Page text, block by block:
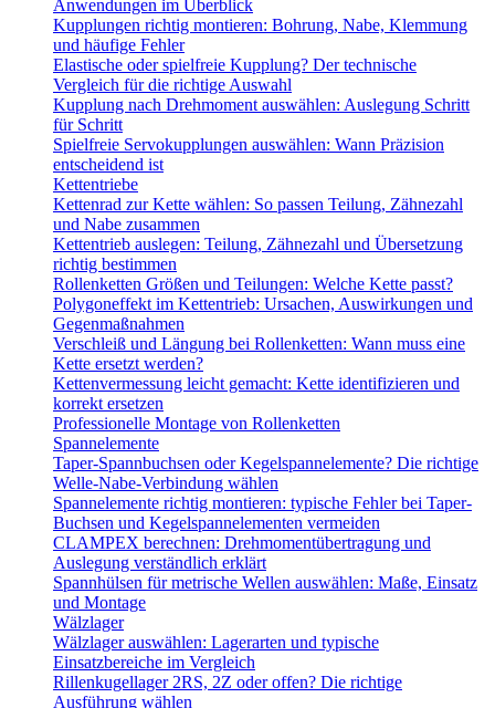
Anwendungen im Überblick
Kupplungen richtig montieren: Bohrung, Nabe, Klemmung
und häufige Fehler
Elastische oder spielfreie Kupplung? Der technische
Vergleich für die richtige Auswahl
Kupplung nach Drehmoment auswählen: Auslegung Schritt
für Schritt
Spielfreie Servokupplungen auswählen: Wann Präzision
entscheidend ist
Kettentriebe
Kettenrad zur Kette wählen: So passen Teilung, Zähnezahl
und Nabe zusammen
Kettentrieb auslegen: Teilung, Zähnezahl und Übersetzung
richtig bestimmen
Rollenketten Größen und Teilungen: Welche Kette passt?
Polygoneffekt im Kettentrieb: Ursachen, Auswirkungen und
Gegenmaßnahmen
Verschleiß und Längung bei Rollenketten: Wann muss eine
Kette ersetzt werden?
Kettenvermessung leicht gemacht: Kette identifizieren und
korrekt ersetzen
Professionelle Montage von Rollenketten
Spannelemente
Taper-Spannbuchsen oder Kegelspannelemente? Die richtige
Welle-Nabe-Verbindung wählen
Spannelemente richtig montieren: typische Fehler bei Taper-
Buchsen und Kegelspannelementen vermeiden
CLAMPEX berechnen: Drehmomentübertragung und
Auslegung verständlich erklärt
Spannhülsen für metrische Wellen auswählen: Maße, Einsatz
und Montage
Wälzlager
Wälzlager auswählen: Lagerarten und typische
Einsatzbereiche im Vergleich
Rillenkugellager 2RS, 2Z oder offen? Die richtige
Ausführung wählen